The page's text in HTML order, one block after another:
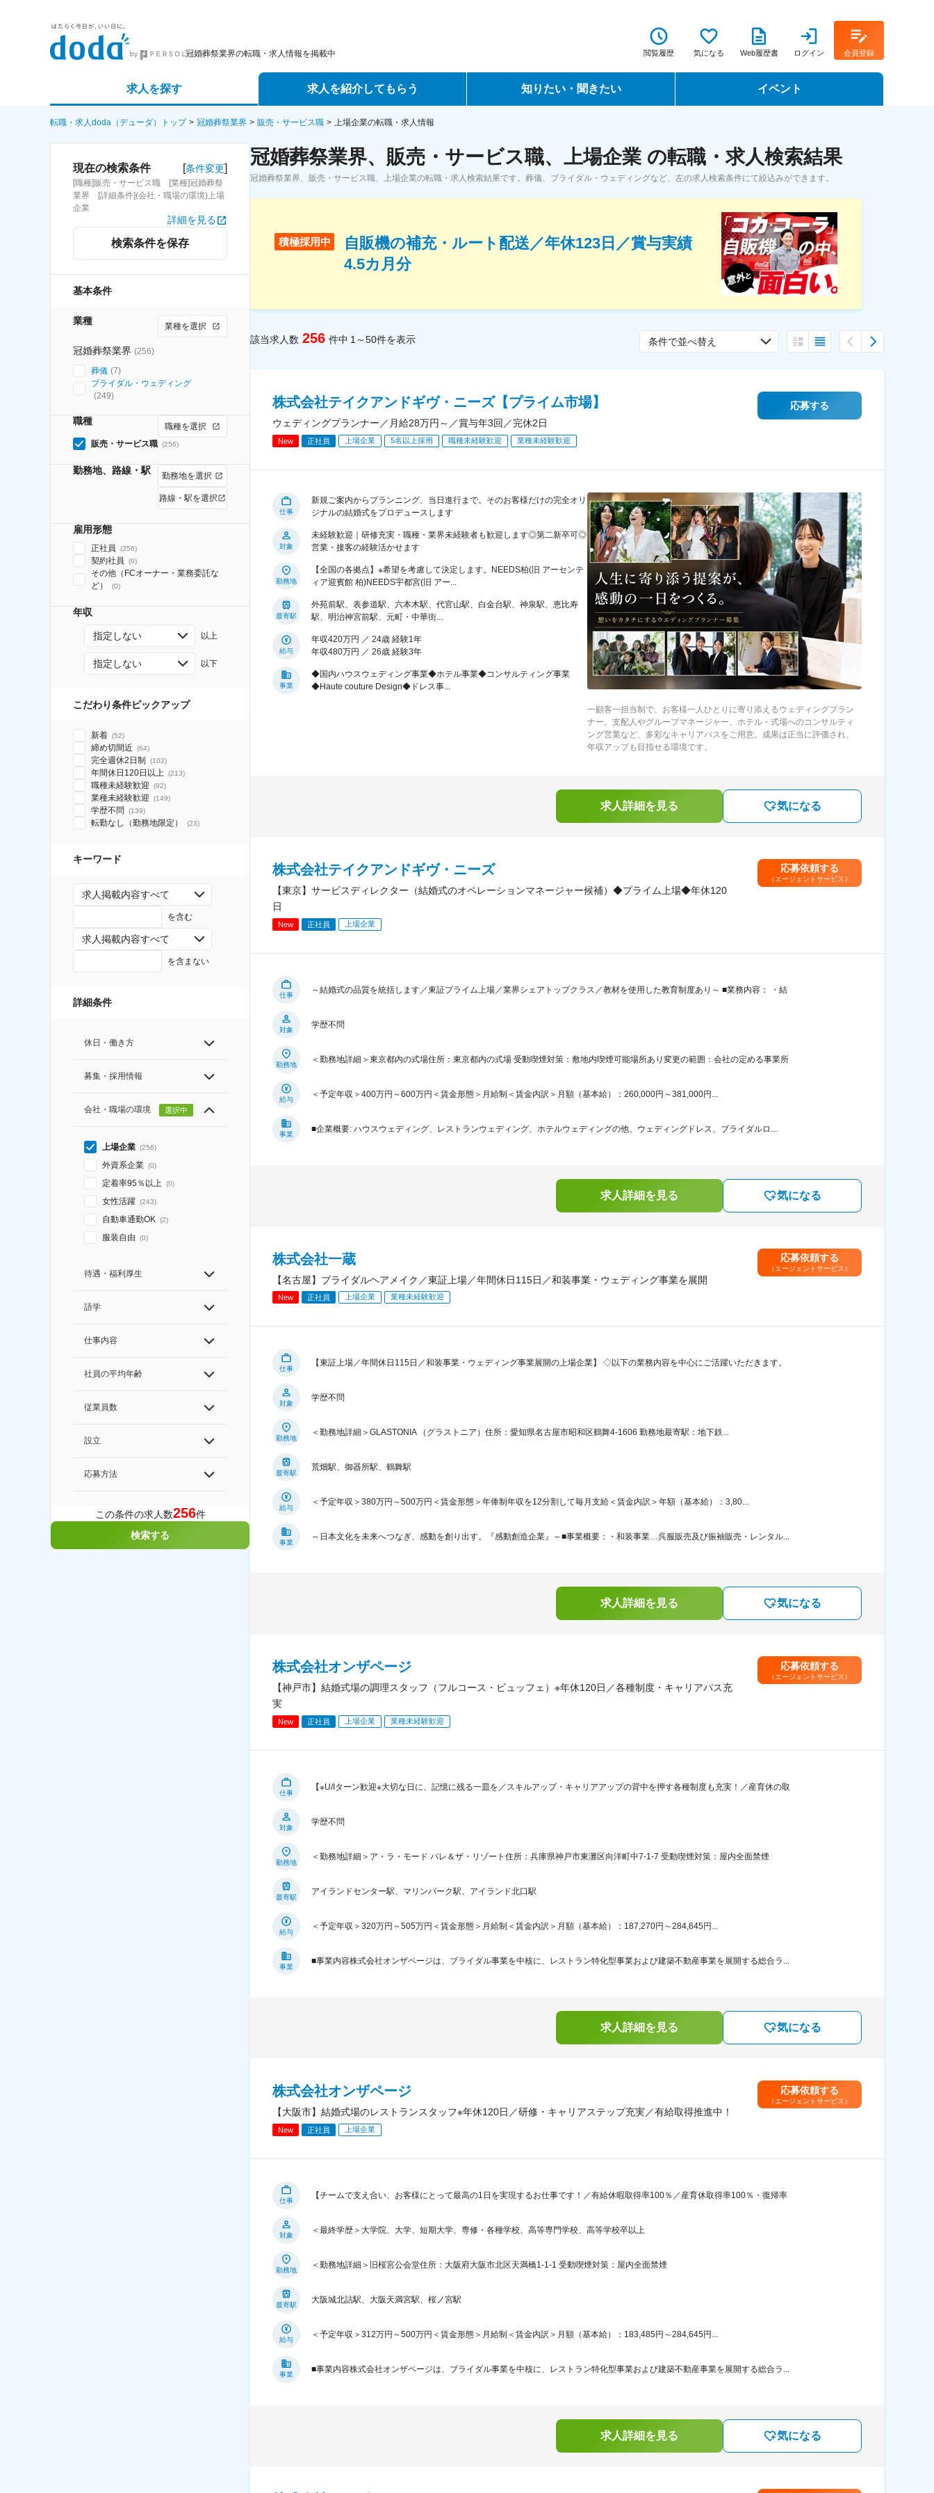
冠婚葬祭業界の転職・求人情報を掲載中 閲覧履歴 気になる Web履歴書 ログイン 会員登録
求人を探す
詳細条件から探す
求人特集から探す
求人を紹介してもらう
エージェントサービス
スカウトサービス
知りたい・聞きたい
データで見る転職
イベント
転職フェア
転職・求人doda（デューダ）トップ 冠婚葬祭業界 販売・サービス職 上場企業の転職・求人情報
現在の検索条件 [条件変更]
[職種]販売・サービス職 [業種]冠婚葬祭
業界 [詳細条件](会社・職場の環境)上場
企業
詳細を見る
検索条件を保存
基本条件
業種 業種を選択
冠婚葬祭業界 (256)
葬儀 (7)
ブライダル・ウェディング
(249)
職種
職種を選択
販売・サービス職 (256)
勤務地、路線・駅 勤務地を選択
路線・駅を選択
雇用形態
正社員 (256)
契約社員 (0)
その他（FCオーナー・業務委託な
ど）
(0)
年収
指定しない 以上
指定しない 以下
こだわり条件ピックアップ
新着 (52)
締め切間近 (64)
完全週休2日制 (102)
年間休日120日以上 (213)
職種未経験歓迎 (92)
業種未経験歓迎 (149)
学歴不問 (139)
転勤なし（勤務地限定） (23)
キーワード
求人掲載内容すべて
を含む
求人掲載内容すべて
を含まない
詳細条件
休日・働き方
募集・採用情報
会社・職場の環境 選択中
上場企業 (256)
外資系企業 (0)
定着率95％以上 (0)
女性活躍 (243)
自動車通勤OK (2)
服装自由 (0)
待遇・福利厚生
語学
仕事内容
社員の平均年齢
従業員数
設立
応募方法
この条件の求人数256件
検索する
冠婚葬祭業界、販売・サービス職、上場企業 の転職・求人検索結果
冠婚葬祭業界、販売・サービス職、上場企業の転職・求人検索結果です。葬儀、ブライダル・ウェディングなど、左の求人検索条件にて絞込みができます。
積極採用中
自販機の補充・ルート配送／年休123日／賞与実績
4.5カ月分
該当求人数 256 件中 1～50件を表示 条件で並べ替え
株式会社テイクアンドギヴ・ニーズ【プライム市場】
ウェディングプランナー／月給28万円～／賞与年3回／完休2日
New 正社員 上場企業 5名以上採用 職種未経験歓迎 業種未経験歓迎
応募する
仕事
新規ご案内からプランニング、当日進行まで。そのお客様だけの完全オリ
ジナルの結婚式をプロデュースします
対象
未経験歓迎｜研修充実・職種・業界未経験者も歓迎します◎第二新卒可◎
営業・接客の経験活かせます
勤務地
【全国の各拠点】※希望を考慮して決定します。NEEDS柏(旧 アーセンテ
ィア迎賓館 柏)NEEDS宇都宮(旧 アー...
最寄駅
外苑前駅、表参道駅、六本木駅、代官山駅、白金台駅、神泉駅、恵比寿
駅、明治神宮前駅、元町・中華街...
給与
年収420万円 ／ 24歳 経験1年
年収480万円 ／ 26歳 経験3年
事業
◆国内ハウスウェディング事業◆ホテル事業◆コンサルティング事業
◆Haute couture Design◆ドレス事...
一顧客一担当制で、お客様一人ひとりに寄り添えるウェディングプラン
ナー。支配人やグループマネージャー、ホテル・式場へのコンサルティ
ング営業など、多彩なキャリアパスをご用意。成果は正当に評価され、
年収アップも目指せる環境です。
求人詳細を見る 気になる
株式会社テイクアンドギヴ・ニーズ
【東京】サービスディレクター（結婚式のオペレーションマネージャー候補）◆プライム上場◆年休120
日
New 正社員 上場企業
応募依頼する
（エージェントサービス）
仕事
～結婚式の品質を統括します／東証プライム上場／業界シェアトップクラス／教材を使用した教育制度あり～ ■業務内容： ・結
対象
学歴不問
勤務地
＜勤務地詳細＞東京都内の式場住所：東京都内の式場 受動喫煙対策：敷地内喫煙可能場所あり変更の範囲：会社の定める事業所
給与
＜予定年収＞400万円～600万円＜賃金形態＞月給制＜賃金内訳＞月額（基本給）：260,000円～381,000円...
事業
■企業概要: ハウスウェディング、レストランウェディング、ホテルウェディングの他、ウェディングドレス、ブライダルロ...
求人詳細を見る 気になる
株式会社一蔵
【名古屋】ブライダルヘアメイク／東証上場／年間休日115日／和装事業・ウェディング事業を展開
New 正社員 上場企業 業種未経験歓迎
応募依頼する
（エージェントサービス）
仕事
【東証上場／年間休日115日／和装事業・ウェディング事業展開の上場企業】 ◇以下の業務内容を中心にご活躍いただきます。
対象
学歴不問
勤務地
＜勤務地詳細＞GLASTONIA （グラストニア）住所：愛知県名古屋市昭和区鶴舞4-1606 勤務地最寄駅：地下鉄...
最寄駅
荒畑駅、御器所駅、鶴舞駅
給与
＜予定年収＞380万円～500万円＜賃金形態＞年俸制年収を12分割して毎月支給＜賃金内訳＞年額（基本給）：3,80...
事業
～日本文化を未来へつなぎ、感動を創り出す。『感動創造企業』～■事業概要：・和装事業…呉服販売及び振袖販売・レンタル...
求人詳細を見る 気になる
株式会社オンザページ
【神戸市】結婚式場の調理スタッフ（フルコース・ビュッフェ）※年休120日／各種制度・キャリアパス充
実
New 正社員 上場企業 業種未経験歓迎
応募依頼する
（エージェントサービス）
仕事
【※U/Iターン歓迎※大切な日に、記憶に残る一皿を／スキルアップ・キャリアアップの背中を押す各種制度も充実！／産育休の取
対象
学歴不問
勤務地
＜勤務地詳細＞ア・ラ・モード パレ＆ザ・リゾート住所：兵庫県神戸市東灘区向洋町中7-1-7 受動喫煙対策：屋内全面禁煙
最寄駅
アイランドセンター駅、マリンパーク駅、アイランド北口駅
給与
＜予定年収＞320万円～505万円＜賃金形態＞月給制＜賃金内訳＞月額（基本給）：187,270円～284,645円...
事業
■事業内容株式会社オンザページは、ブライダル事業を中核に、レストラン特化型事業および建築不動産事業を展開する総合ラ...
求人詳細を見る 気になる
株式会社オンザページ
【大阪市】結婚式場のレストランスタッフ※年休120日／研修・キャリアステップ充実／有給取得推進中！
New 正社員 上場企業
応募依頼する
（エージェントサービス）
仕事
【チームで支え合い、お客様にとって最高の1日を実現するお仕事です！／有給休暇取得率100％／産育休取得率100％・復帰率
対象
＜最終学歴＞大学院、大学、短期大学、専修・各種学校、高等専門学校、高等学校卒以上
勤務地
＜勤務地詳細＞旧桜宮公会堂住所：大阪府大阪市北区天満橋1-1-1 受動喫煙対策：屋内全面禁煙
最寄駅
大阪城北詰駅、大阪天満宮駅、桜ノ宮駅
給与
＜予定年収＞312万円～500万円＜賃金形態＞月給制＜賃金内訳＞月額（基本給）：183,485円～284,645円...
事業
■事業内容株式会社オンザページは、ブライダル事業を中核に、レストラン特化型事業および建築不動産事業を展開する総合ラ...
求人詳細を見る 気になる